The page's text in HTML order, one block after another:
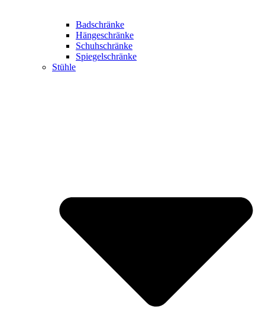
Badschränke
Hängeschränke
Schuhschränke
Spiegelschränke
Stühle